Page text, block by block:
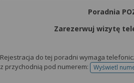
Poradnia
Zarezerwuj wizytę
Rejestracja do tej poradni wymaga
z przychodnią pod numerem:
Wyświetl